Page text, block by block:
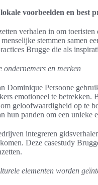
voorbeelden en best
verhalen in om
stemmen samen
Brugge die als
ondernemers en merken
Dominique Persoone
emotioneel te betrekken.
geloofwaardigheid op te
hun panden om een unieke
integreren
Deze casestudy
elementen worden